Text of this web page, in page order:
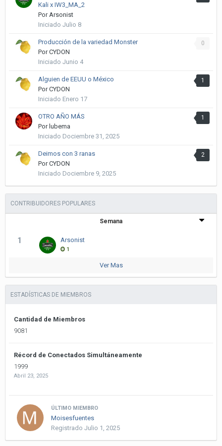
Kali x IW3_MA_2
PorArsonist
Iniciado Julio 8
0
Producción de la variedad Monster
PorCYDON
Iniciado Junio 4
1
Alguien de EEUU o México
PorCYDON
Iniciado Enero 17
1
OTRO AÑO MÁS
Por lubema
Iniciado Dociembre 31, 2025
2
Deimos con 3 ranas
PorCYDON
Iniciado Dociembre 9, 2025
CONTRIBUIDORES POPULARES
Semana
1 Arsonist
1
Ver Mas
ESTADÍSTICAS DE MIEMBROS
Cantidad de Miembros
9081
Récord de Conectados Simultáneamente
1999
Abril 23, 2025
ÚLTIMO MIEMBRO
Moisesfuentes
Registrado Julio 1, 2025